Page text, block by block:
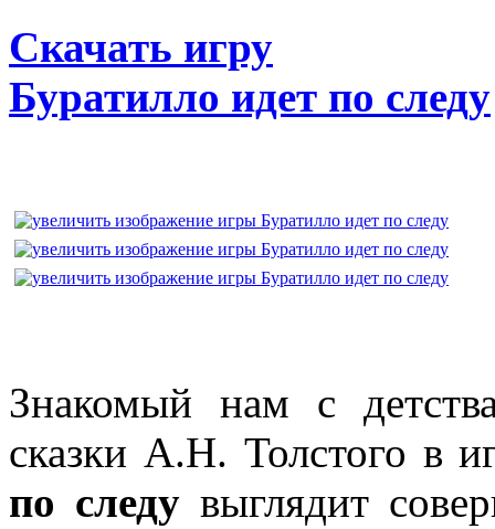
Скачать игру
Буратилло идет по следу
Знакомый нам с
сказки А.Н. Толстого в
по следу выглядит